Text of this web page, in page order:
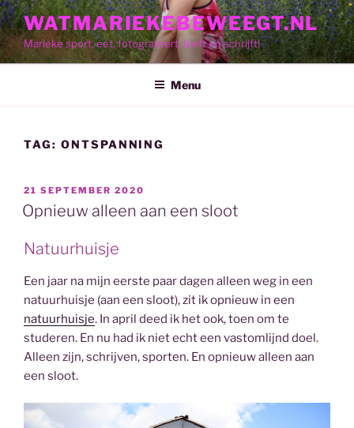
Skip
to
content
WATMARIEKEBEWEEGT.NL
Marieke sport, eet, fotografeert, leeft en schrijft!
Menu
TAG: ONTSPANNING
POSTED
ON
21 SEPTEMBER 2020
Opnieuw alleen aan een sloot
Natuurhuisje
Een jaar na mijn eerste paar dagen alleen weg in een
natuurhuisje (aan een sloot), zit ik opnieuw in een
natuurhuisje. In april deed ik het ook, toen om te
studeren. En nu had ik niet echt een vastomlijnd doel.
Alleen zijn, schrijven, sporten. En opnieuw alleen aan
een sloot.